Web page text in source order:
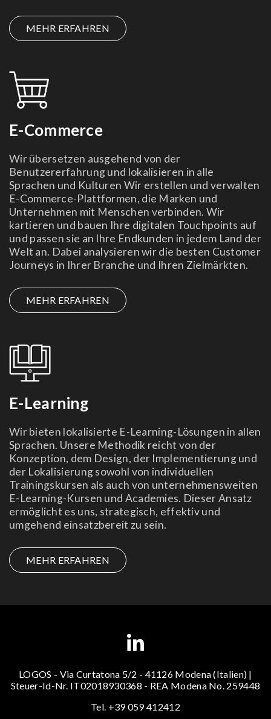
MEHR ERFAHREN
E-Commerce
Wir übersetzen ausgehend von der
Benutzererfahrung und lokalisieren in alle
Sprachen und Kulturen Wir erstellen und verwalten
E-Commerce-Plattformen, die Marken und
Unternehmen mit Menschen verbinden. Wir
kartieren und bauen Ihre digitalen Touchpoints auf
und passen sie an Ihre Endkunden in jedem Land der
Welt an. Dabei analysieren wir die besten Customer
Journeys in Ihrer Branche und Ihren Zielmärkten.
MEHR ERFAHREN
E-Learning
Wir bieten lokalisierte E-Learning-Lösungen in allen
Sprachen. Unsere Methodik reicht von der
Konzeption, dem Design, der Implementierung und
der Lokalisierung sowohl von individuellen
Trainingskursen als auch von unternehmensweiten
E-Learning-Kursen und Academies. Dieser Ansatz
ermöglicht es uns, strategisch, effektiv und
umgehend einsatzbereit zu sein.
MEHR ERFAHREN
LOGOS - Via Curtatona 5/2 - 41126 Modena (Italien) |
Steuer-Id-Nr. IT02018930368 - REA Modena No. 259448
Tel. +39 059 412412